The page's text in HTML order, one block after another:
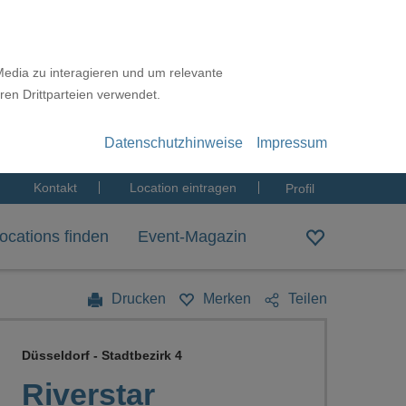
zu interagieren und um relevante
Drittparteien verwendet.
Datenschutzhinweise Impressum
Kontakt Location eintragen Profil
finden Event-Magazin
Drucken Merken Teilen
Riverstar
Düsseldorf - Stadtbezirk 4